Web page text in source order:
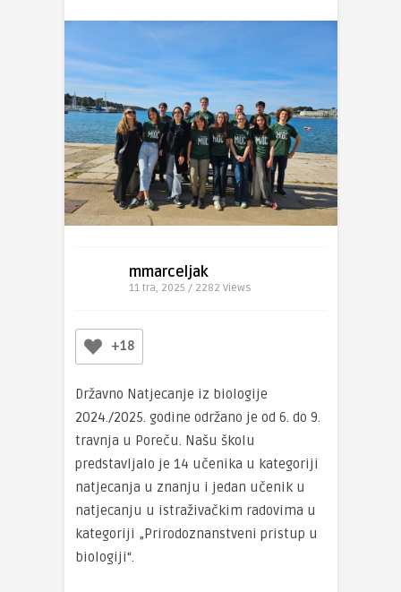
mmarceljak
11 tra, 2025 / 2282 Views
+18
Državno Natjecanje iz biologije
2024./2025. godine održano je od 6. do 9.
travnja u Poreču. Našu školu
predstavljalo je 14 učenika u kategoriji
natjecanja u znanju i jedan učenik u
natjecanju u istraživačkim radovima u
kategoriji „Prirodoznanstveni pristup u
biologiji“.